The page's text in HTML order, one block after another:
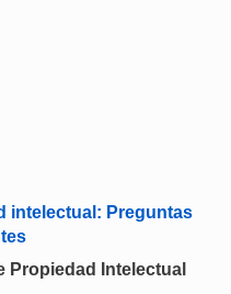
intelectual: Preguntas
Propiedad Intelectual